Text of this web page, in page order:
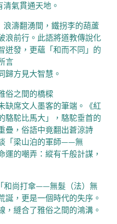
氣貫通天地。
濤翻湧間，鐵拐李的葫蘆
浪前行。此語將道教傳說化
迸發，更蘊「和而不同」的
言
歸方見大智慧。
俗之間的橋樑
缺席文人墨客的筆端。《紅
駱駝比馬大」，駱駝垂首的
疊，俗語中竟翻出蒼涼詩
「梁山泊的軍師——無
運的嘲弄：縱有千般計謀，
和尚打傘——無髮（法）無
誕，更是一個時代的失序。
，縫合了雅俗之間的鴻溝。